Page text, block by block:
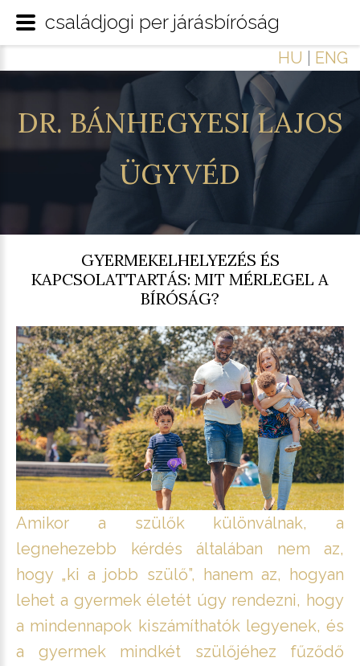
HU ENG
DR. BÁNHEGYESI LAJOS
ÜGYVÉD
GYERMEKELHELYEZÉS ÉS
KAPCSOLATTARTÁS: MIT MÉRLEGEL A
BÍRÓSÁG?
Amikor a szülők különválnak, a
legnehezebb kérdés általában nem az,
hogy „ki a jobb szülő”, hanem az, hogyan
lehet a gyermek életét úgy rendezni, hogy
a mindennapok kiszámíthatók legyenek, és
a gyermek mindkét szülőjéhez fűződő
családjogi per járásbíróság